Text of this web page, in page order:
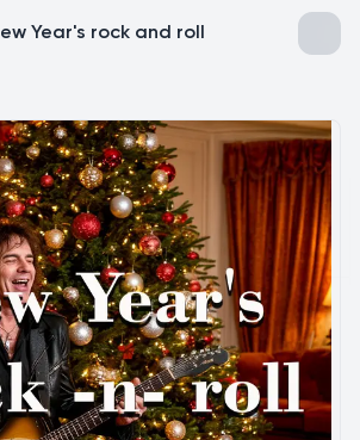
Year's rock and roll